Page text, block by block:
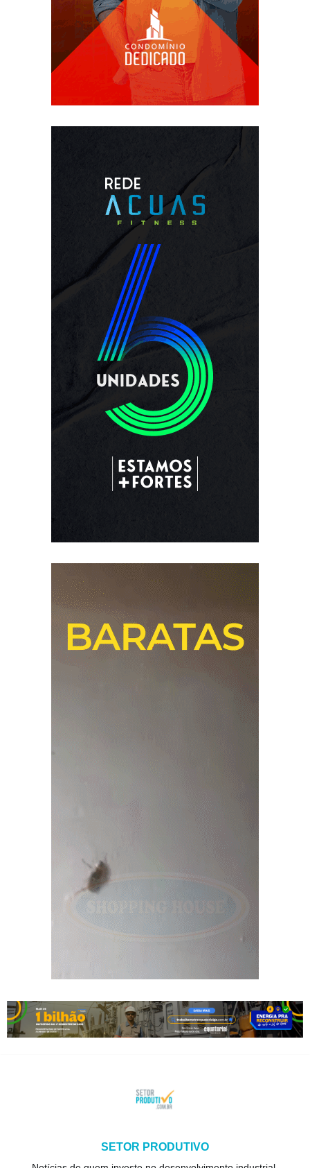
SETOR PRODUTIVO